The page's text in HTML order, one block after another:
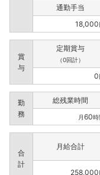
通勤手当
18,000
賞
与
定期賞与
（0回計）
0
勤
務
総残業時間
月60時
合
計
月給合計
258,000